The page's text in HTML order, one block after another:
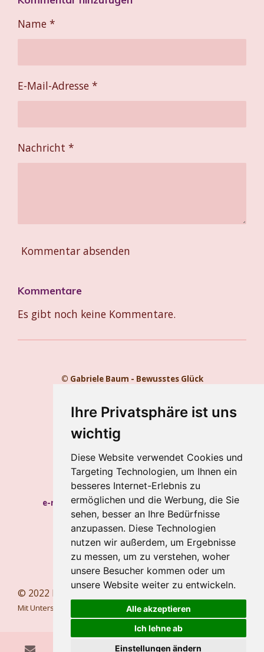
Ihre Privatsphäre ist uns
wichtig
Diese Website verwendet Cookies und
Targeting Technologien, um Ihnen ein
besseres Internet-Erlebnis zu
ermöglichen und die Werbung, die Sie
sehen, besser an Ihre Bedürfnisse
anzupassen. Diese Technologien
nutzen wir außerdem, um Ergebnisse
zu messen, um zu verstehen, woher
unsere Besucher kommen oder um
unsere Website weiter zu entwickeln.
Alle akzeptieren
Ich lehne ab
Einstellungen ändern
n
n
Name *
E-Mail-Adresse *
Nachricht *
Kommentar absenden
Kommentare
Es gibt noch keine Kommentare.
© Gabriele Baum - Bewusstes Glück
Datenschutz
Gabriele Baum
Wilhelmstraße 34, 56112 Lahnstein
Handy: +49 157 8450 2773
e-mail:hypnosecoaching.baum@gmail.com
Meine Blogs
Newsletter
Newsletter abbestellen
© 2022 bewusstesglueck.com
Mit Unterstützung von Webador